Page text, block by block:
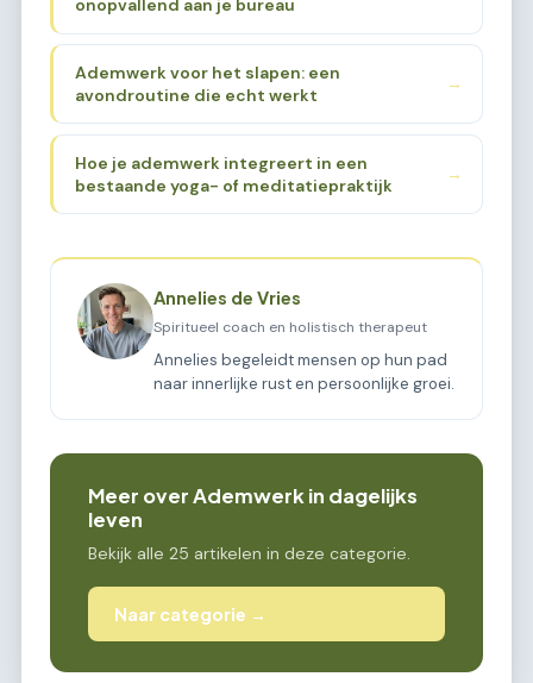
onopvallend aan je bureau
Ademwerk voor het slapen: een
avondroutine die echt werkt
→
Hoe je ademwerk integreert in een
bestaande yoga- of meditatiepraktijk
→
Annelies de Vries
Spiritueel coach en holistisch therapeut
Annelies begeleidt mensen op hun pad
naar innerlijke rust en persoonlijke groei.
Meer over Ademwerk in dagelijks
leven
Bekijk alle 25 artikelen in deze categorie.
Naar categorie →